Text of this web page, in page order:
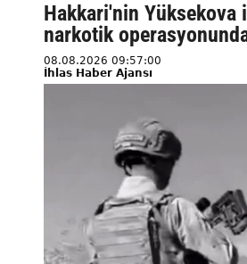
Hakkari'nin Yüksekova
narkotik
08.08.2026 09:57:00
İhlas Haber Ajansı